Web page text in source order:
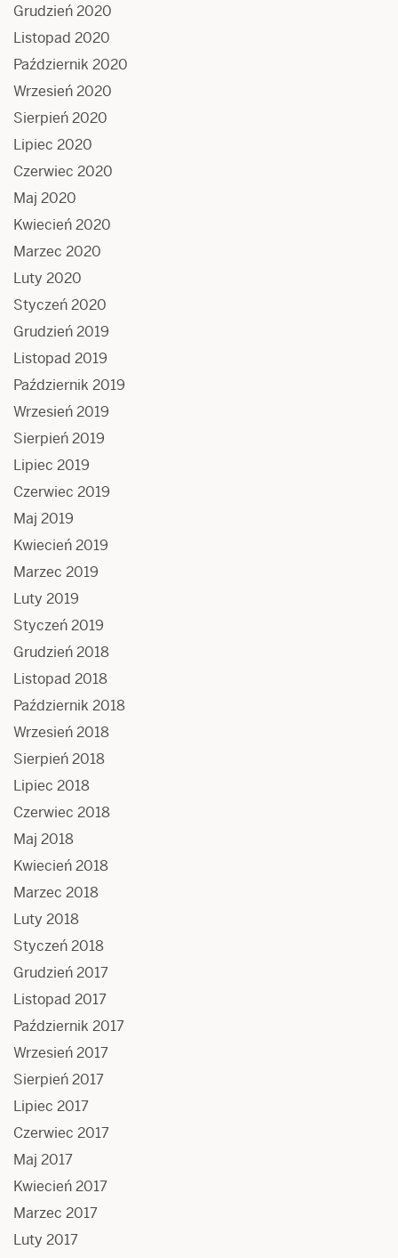
Grudzień 2020
Listopad 2020
Październik 2020
Wrzesień 2020
Sierpień 2020
Lipiec 2020
Czerwiec 2020
Maj 2020
Kwiecień 2020
Marzec 2020
Luty 2020
Styczeń 2020
Grudzień 2019
Listopad 2019
Październik 2019
Wrzesień 2019
Sierpień 2019
Lipiec 2019
Czerwiec 2019
Maj 2019
Kwiecień 2019
Marzec 2019
Luty 2019
Styczeń 2019
Grudzień 2018
Listopad 2018
Październik 2018
Wrzesień 2018
Sierpień 2018
Lipiec 2018
Czerwiec 2018
Maj 2018
Kwiecień 2018
Marzec 2018
Luty 2018
Styczeń 2018
Grudzień 2017
Listopad 2017
Październik 2017
Wrzesień 2017
Sierpień 2017
Lipiec 2017
Czerwiec 2017
Maj 2017
Kwiecień 2017
Marzec 2017
Luty 2017